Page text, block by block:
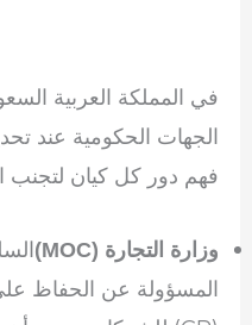
في المملكة العربية
الجهات الحكومية عند
فهم دور كل كيان لتجنب
وزارة التجارة (MOC)
المسؤولة عن الحفاظ